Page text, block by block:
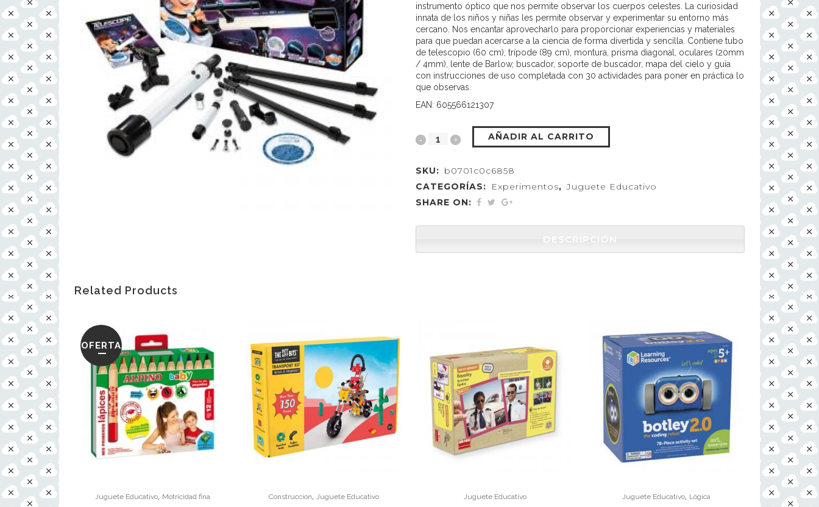
instrumento óptico que nos permite observar los cuerpos celestes. La curiosidad
innata de los niños y niñas les permite observar y experimentar su entorno más
cercano. Nos encantar aprovecharlo para proporcionar experiencias y materiales
para que puedan acercarse a la ciencia de forma divertida y sencilla. Contiene tubo
de telescopio (60 cm), trípode (89 cm), montura, prisma diagonal, oculares (20mm
/ 4mm), lente de Barlow, buscador, soporte de buscador, mapa del cielo y guía
con instrucciones de uso completada con 30 actividades para poner en práctica lo
que observas.
EAN: 605566121307
AÑADIR AL CARRITO
SKU: b0701c0c6858
CATEGORÍAS:
Experimentos, Juguete Educativo
SHARE ON:
DESCRIPCIÓN
Related Products
OFERTA
Juguete Educativo, Motricidad fina Construcción, Juguete Educativo Juguete Educativo Juguete Educativo, Lógica